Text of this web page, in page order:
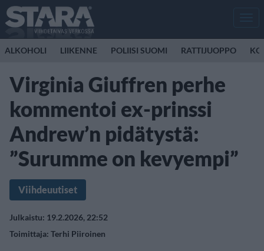
ALKOHOLI LIIKENNE POLIISI SUOMI RATTIJUOPPO
Virginia Giuffren perhe
kommentoi ex-prinssi
Andrew’n pidätystä:
”Surumme on kevyempi”
Viihdeuutiset
Julkaistu: 19.2.2026, 22:52
Toimittaja: Terhi Piiroinen